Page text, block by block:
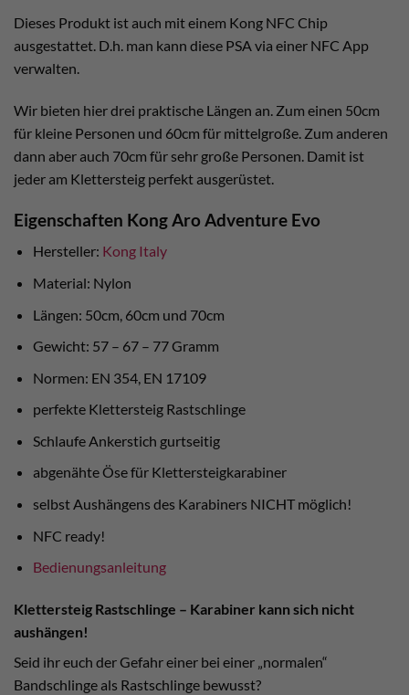
Dieses Produkt ist auch mit einem Kong NFC Chip
ausgestattet. D.h. man kann diese PSA via einer NFC App
verwalten.
Wir bieten hier drei praktische Längen an. Zum einen 50cm
für kleine Personen und 60cm für mittelgroße. Zum anderen
dann aber auch 70cm für sehr große Personen. Damit ist
jeder am Klettersteig perfekt ausgerüstet.
Eigenschaften Kong Aro Adventure Evo
Hersteller: Kong Italy
Material: Nylon
Längen: 50cm, 60cm und 70cm
Gewicht: 57 – 67 – 77 Gramm
Normen: EN 354, EN 17109
perfekte Klettersteig Rastschlinge
Schlaufe Ankerstich gurtseitig
abgenähte Öse für Klettersteigkarabiner
selbst Aushängens des Karabiners NICHT möglich!
NFC ready!
Bedienungsanleitung
Klettersteig Rastschlinge – Karabiner kann sich nicht
aushängen!
Seid ihr euch der Gefahr einer bei einer „normalen“
Bandschlinge als Rastschlinge bewusst?